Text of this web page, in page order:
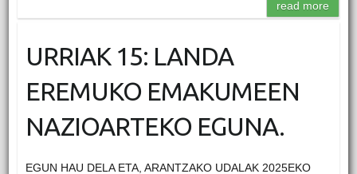
read more
URRIAK 15: LANDA
EREMUKO EMAKUMEEN
NAZIOARTEKO EGUNA.
EGUN HAU DELA ETA, ARANTZAKO UDALAK 2025EKO